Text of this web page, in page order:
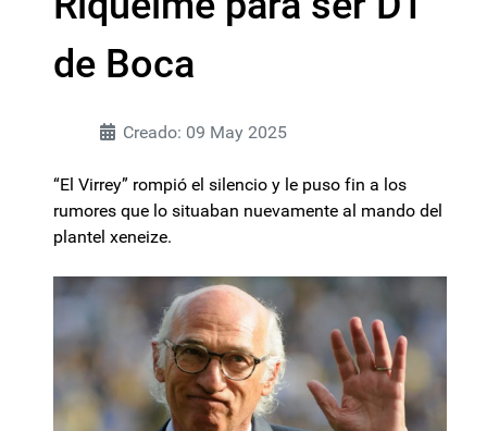
de Boca
Creado: 09 May 2025
“El Virrey” rompió el silencio y le puso fin a los
rumores que lo situaban nuevamente al mando del
plantel xeneize.